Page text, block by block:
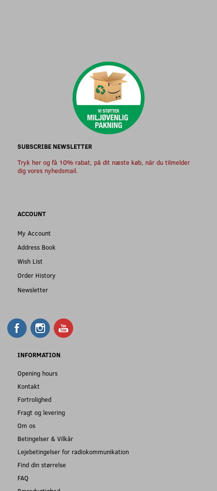
SUBSCRIBE NEWSLETTER
Tryk her og få 10% rabat, på dit næste køb, når du tilmelder
dig vores nyhedsmail.
ACCOUNT
My Account
Address Book
Wish List
Order History
Newsletter
INFORMATION
Opening hours
Kontakt
Fortrolighed
Fragt og levering
Om os
Betingelser & Vilkår
Lejebetingelser for radiokommunikation
Find din størrelse
FAQ